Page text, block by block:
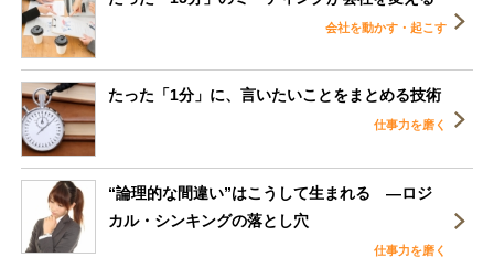
会社を動かす・起こす
たった「1分」に、言いたいことをまとめる技術
仕事力を磨く
“論理的な間違い”はこうして生まれる ―ロジ
カル・シンキングの落とし穴
仕事力を磨く